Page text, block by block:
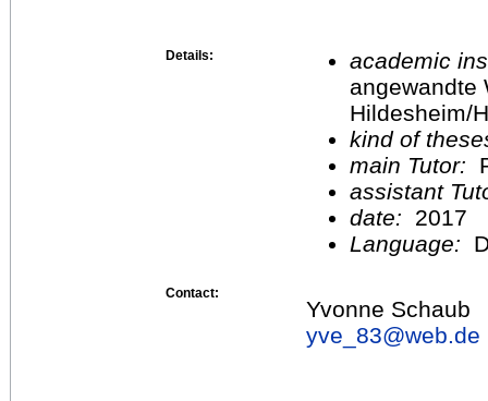
Details:
academic
angewandte
Hildesheim/
kind of
main Tutor:
assistant
date:
2017
Language:
Contact:
Yvonne Schaub
yve_83@web.de